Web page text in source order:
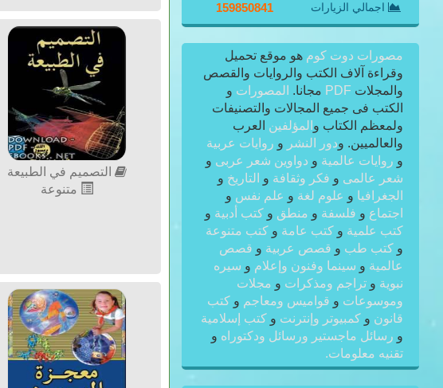
التصميم في الطبيعة
متنوعة
اجمالي الزيارات 159850841
مصورات دوت كوم هو موقع تحميل
وقراءة آلاف الكتب والروايات والقصص
والمجلات PDF مجانا. المصورات و
الكتب فى جميع المجالات والتصنيفات
ولمعظم الكتاب و المؤلفين العرب
والعالميين. ودور النشر و روايات عربية
و روايات عالمية و دواوين شعر عربى و
شعر عالمى و فكر وثقافة و التاريخ و
الجغرافيا و علوم لغة و علم نفس و
اجتماع و فلسفة و منطق و كتب أدبية و
كتب علمية و كتب عامة و كتب متنوعة
و كتب طب و قصص عربية و قصص
عالمية و سينما وفنون وإعلام و سيره
نبوية و تراجم ومذكرات و مجلات
وموسوعات و قواميس ومعاجم و كتب
قانون و كمبيوتر وإنترنت و كتب إسلامية
و رسائل ماجستير ورسائل ودكتوراه و
تقنيه معلومات.